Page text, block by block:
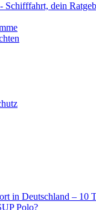
Schifffahrt, dein
in Deutschland – 10
Polo?